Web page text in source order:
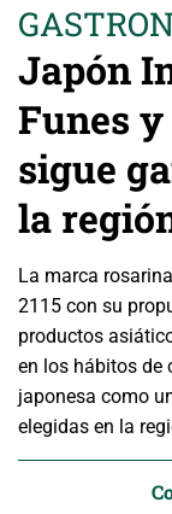
Japón
Funes
sigue
la
La marca
2115 con su
productos
en los hábitos de
japonesa como
elegidas en la